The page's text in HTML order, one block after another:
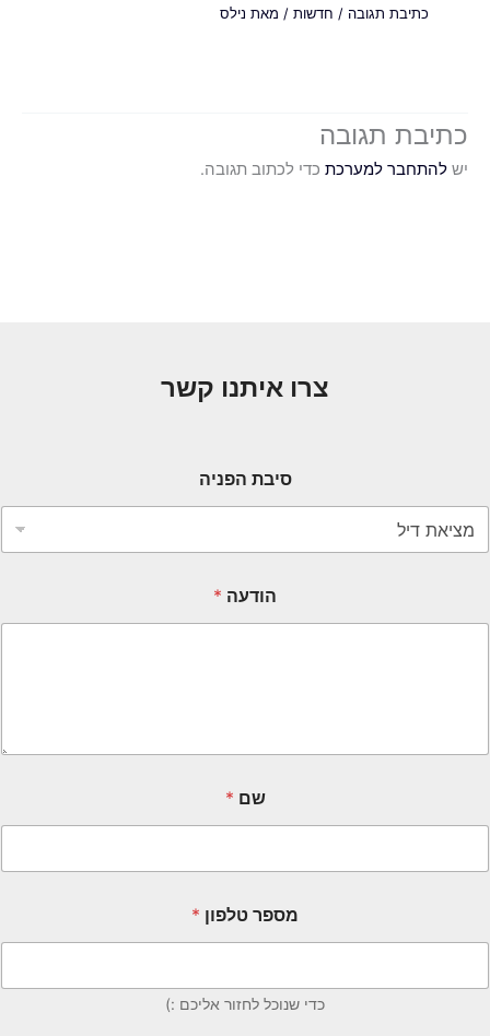
כתיבת תגובה /חדשות/ מאתנילס
תגובה
להתחבר למערכתכדי לכתוב תגובה.
צרו איתנו קשר
סיבת הפניה
הודעה*
*
מספר טלפון*
כדי שנוכל לחזור אליכם :)